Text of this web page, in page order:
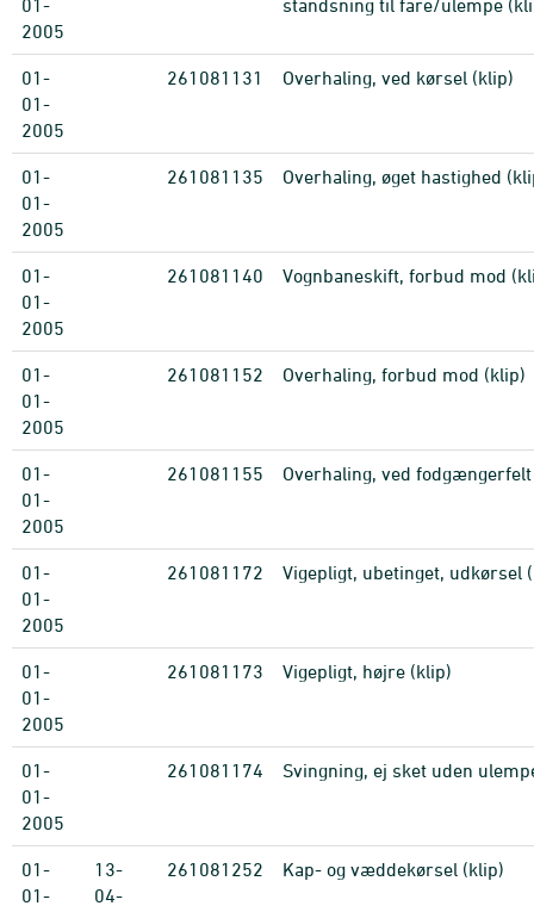
01-
2005
standsning til fare/ulempe
01-
01-
2005
261081131 Overhaling, ved kørsel (klip)
01-
01-
2005
261081135 Overhaling, øget hastighed
01-
01-
2005
261081140 Vognbaneskift, forbud mod
01-
01-
2005
261081152 Overhaling, forbud mod (klip)
01-
01-
2005
261081155 Overhaling, ved
01-
01-
2005
261081172 Vigepligt, ubetinget, udkørsel
01-
01-
2005
261081173 Vigepligt, højre (klip)
01-
01-
2005
261081174 Svingning, ej sket uden
01-
01-
13-
04-
261081252 Kap- og væddekørsel (klip)